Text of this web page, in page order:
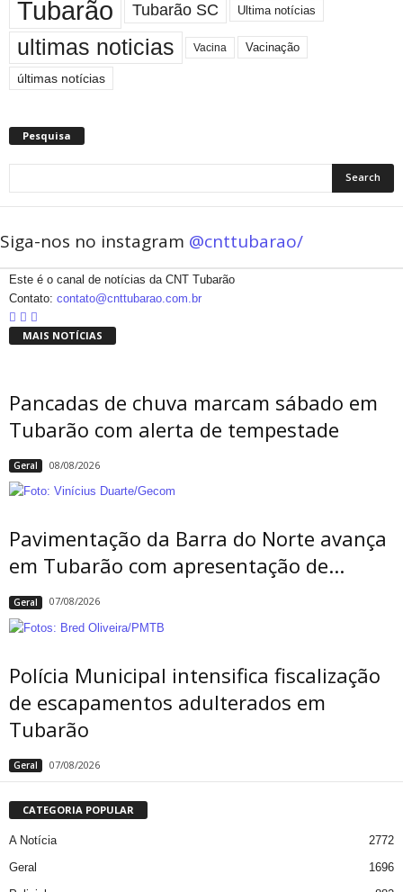
Tubarão Tubarão SC Ultima notícias
ultimas noticias Vacina Vacinação
últimas notícias
Pesquisa
Siga-nos no instagram @cnttubarao/
Este é o canal de notícias da CNT Tubarão
Contato: contato@cnttubarao.com.br
MAIS NOTÍCIAS
Pancadas de chuva marcam sábado em
Tubarão com alerta de tempestade
Geral 08/08/2026
Pavimentação da Barra do Norte avança
em Tubarão com apresentação de...
Geral 07/08/2026
Polícia Municipal intensifica fiscalização
de escapamentos adulterados em
Tubarão
Geral 07/08/2026
CATEGORIA POPULAR
A Notícia
2772
Geral
1696